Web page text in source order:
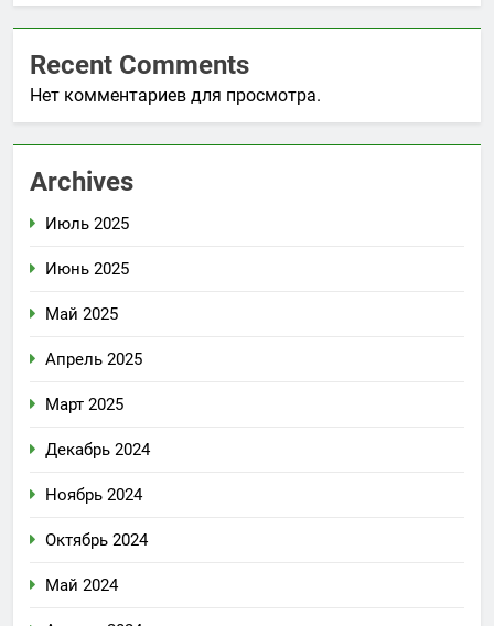
Recent Comments
Нет комментариев для просмотра.
Archives
Июль 2025
Июнь 2025
Май 2025
Апрель 2025
Март 2025
Декабрь 2024
Ноябрь 2024
Октябрь 2024
Май 2024